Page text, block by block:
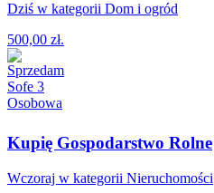
Dziś w kategorii Dom i ogród
500,00 zł.
Kupię Gospodarstwo Rolne
Wczoraj w kategorii Nieruchomości